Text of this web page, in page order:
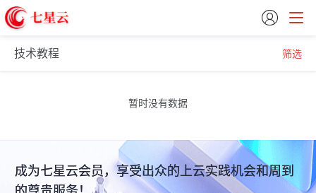

技术教程 筛选
暂时没有数据
成为七星云会员，享受出众的上云实践机会和周到